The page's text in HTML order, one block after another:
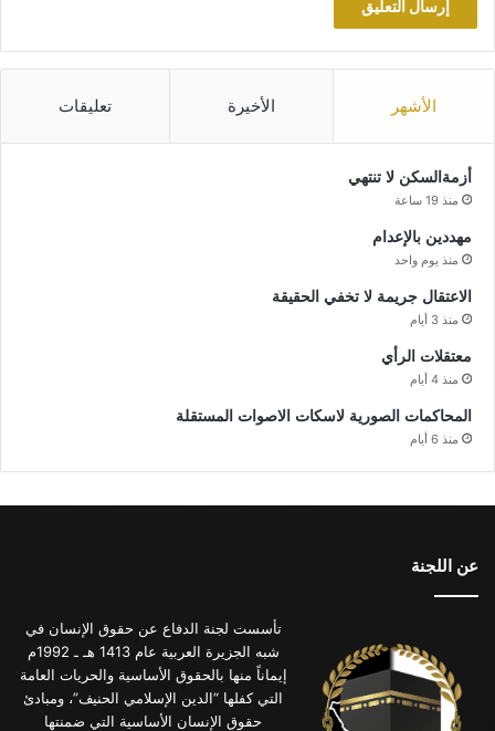
الأشهر الأخيرة تعليقات
أزمةالسكن لا تنتهي
منذ 19 ساعة
مهددين بالإعدام
منذ يوم واحد
الاعتقال جريمة لا تخفي الحقيقة
منذ 3 أيام
معتقلات الرأي
منذ 4 أيام
المحاكمات الصورية لاسكات الاصوات المستقلة
منذ 6 أيام
عن اللجنة
تأسست لجنة الدفاع عن حقوق الإنسان في
شبه الجزيرة العربية عام 1413 هـ ـ 1992م
إيماناً منها بالحقوق الأساسية والحريات العامة
التي كفلها “الدين الإسلامي الحنيف”، ومبادئ
حقوق الإنسان الأساسية التي ضمنتها